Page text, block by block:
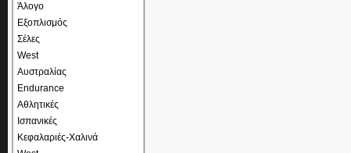
Άλογο
Εξοπλισμός
Σέλες
West
Αυστραλίας
Endurance
Αθλητικές
Ισπανικές
Κεφαλαριές-Χαλινά